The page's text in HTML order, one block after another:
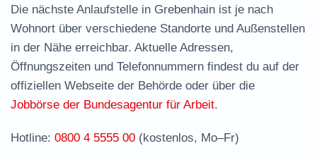
Termin vereinbaren und Bürgergeld beantragen
Jobcenter Vogelsbergkreis – zuständige Stelle
Häufige Fragen rund ums Jobcenter
Die nächste Anlaufstelle in Grebenhain ist je nach
Wohnort über verschiedene Standorte und Außenstellen
in der Nähe erreichbar. Aktuelle Adressen,
Öffnungszeiten und Telefonnummern findest du auf der
offiziellen Webseite der Behörde oder über die
Jobbörse der Bundesagentur für Arbeit.
Hotline: 0800 4 5555 00 (kostenlos, Mo–Fr)